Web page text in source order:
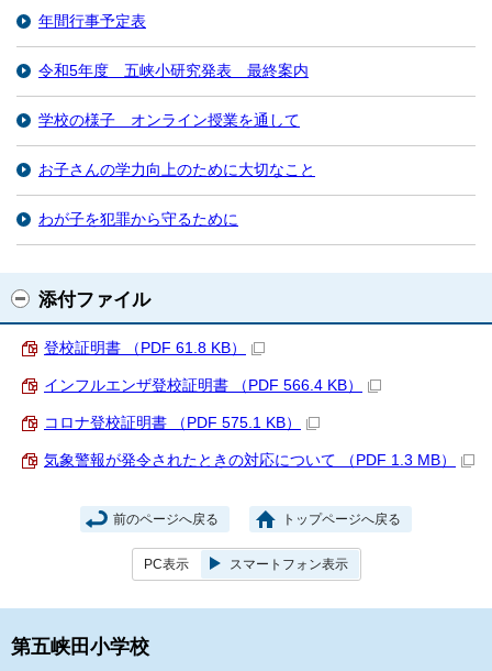
年間行事予定表
令和5年度 五峡小研究発表 最終案内
学校の様子 オンライン授業を通して
お子さんの学力向上のために大切なこと
わが子を犯罪から守るために
添付ファイル
登校証明書 （PDF 61.8 KB）
インフルエンザ登校証明書 （PDF 566.4 KB）
コロナ登校証明書 （PDF 575.1 KB）
気象警報が発令されたときの対応について （PDF 1.3 MB）
前のページへ戻る トップページへ戻る
PC表示 スマートフォン表示
第五峡田小学校